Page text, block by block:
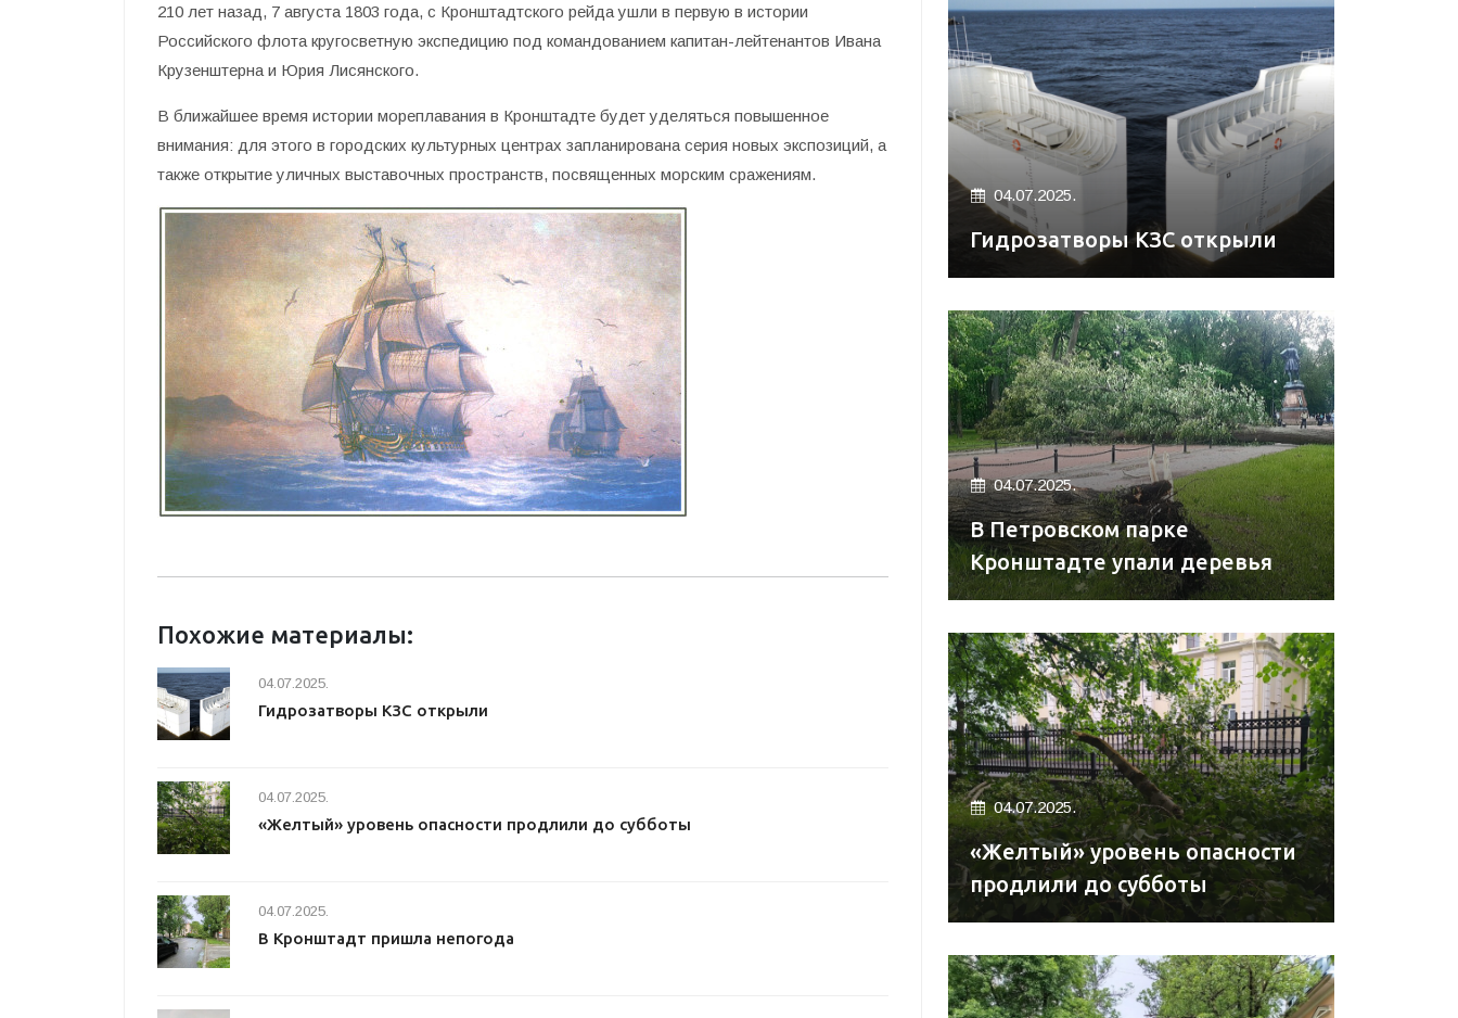
210 лет назад, 7 августа 1803 года, с Кронштадтского рейда ушли в первую в истории
Российского флота кругосветную экспедицию под командованием капитан-лейтенантов Ивана
Крузенштерна и Юрия Лисянского.
В ближайшее время истории мореплавания в Кронштадте будет уделяться повышенное
внимания: для этого в городских культурных центрах запланирована серия новых экспозиций, а
также открытие уличных выставочных пространств, посвященных морским сражениям.
Похожие материалы:
04.07.2025.
Гидрозатворы КЗС открыли
04.07.2025.
«Желтый» уровень опасности продлили до субботы
04.07.2025.
В Кронштадт пришла непогода
04.07.2025.
Гидрозатворы КЗС открыли
04.07.2025.
В Петровском парке
Кронштадте упали деревья
04.07.2025.
«Желтый» уровень опасности
продлили до субботы